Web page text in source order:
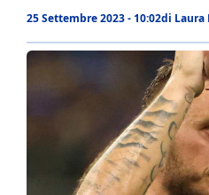
25 Settembre 2023 - 10:02di Laura